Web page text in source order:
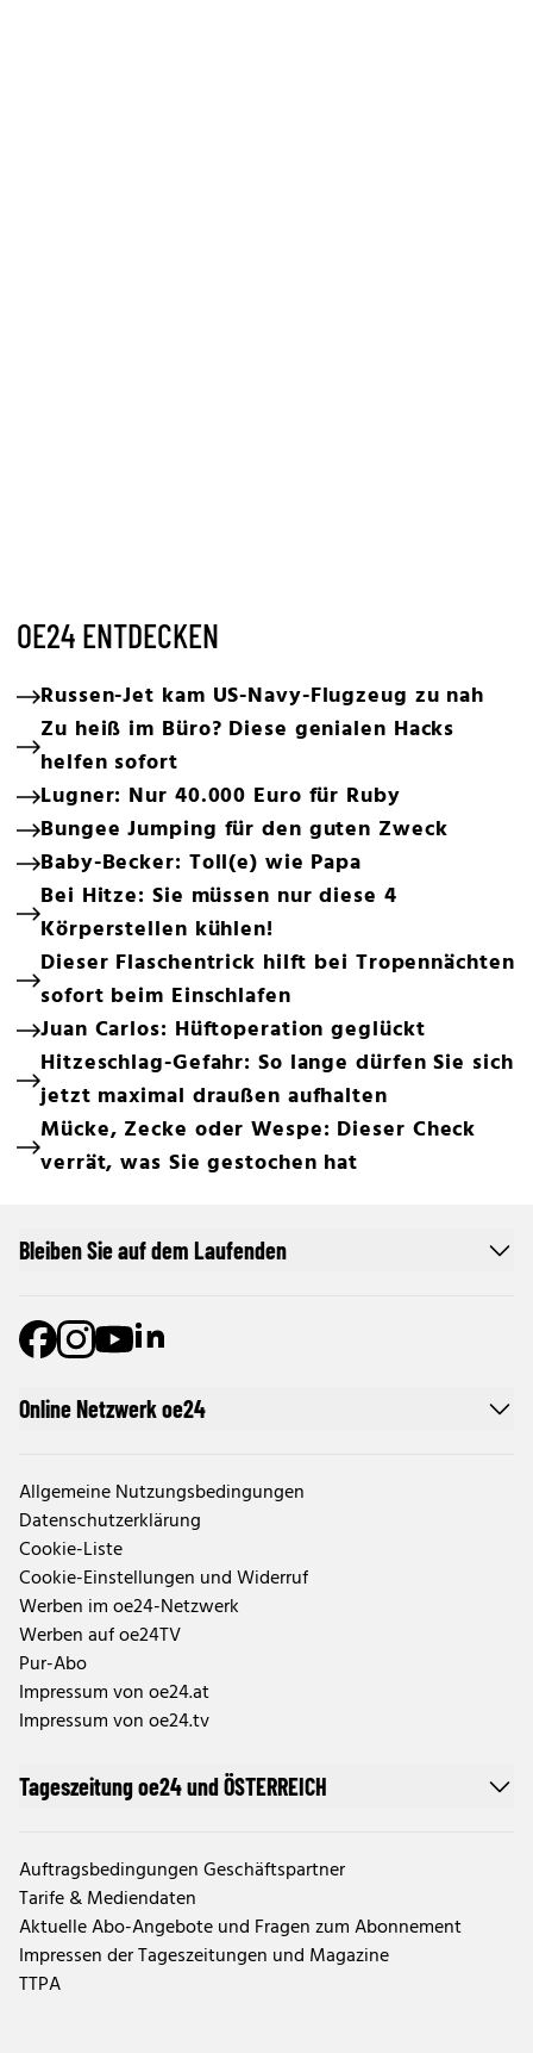
OE24 ENTDECKEN
Russen-Jet kam US-Navy-Flugzeug zu nah
Zu heiß im Büro? Diese genialen Hacks
helfen sofort
Lugner: Nur 40.000 Euro für Ruby
Bungee Jumping für den guten Zweck
Baby-Becker: Toll(e) wie Papa
Bei Hitze: Sie müssen nur diese 4
Körperstellen kühlen!
Dieser Flaschentrick hilft bei Tropennächten
sofort beim Einschlafen
Juan Carlos: Hüftoperation geglückt
Hitzeschlag-Gefahr: So lange dürfen Sie sich
jetzt maximal draußen aufhalten
Mücke, Zecke oder Wespe: Dieser Check
verrät, was Sie gestochen hat
Online Netzwerk oe24
Allgemeine Nutzungsbedingungen
Datenschutzerklärung
Cookie-Liste
Cookie-Einstellungen und Widerruf
Werben im oe24-Netzwerk
Werben auf oe24TV
Pur-Abo
Impressum von oe24.at
Impressum von oe24.tv
Tageszeitung oe24 und ÖSTERREICH
Auftragsbedingungen Geschäftspartner
Tarife & Mediendaten
Aktuelle Abo-Angebote und Fragen zum Abonnement
Impressen der Tageszeitungen und Magazine
TTPA
Bleiben Sie auf dem Laufenden